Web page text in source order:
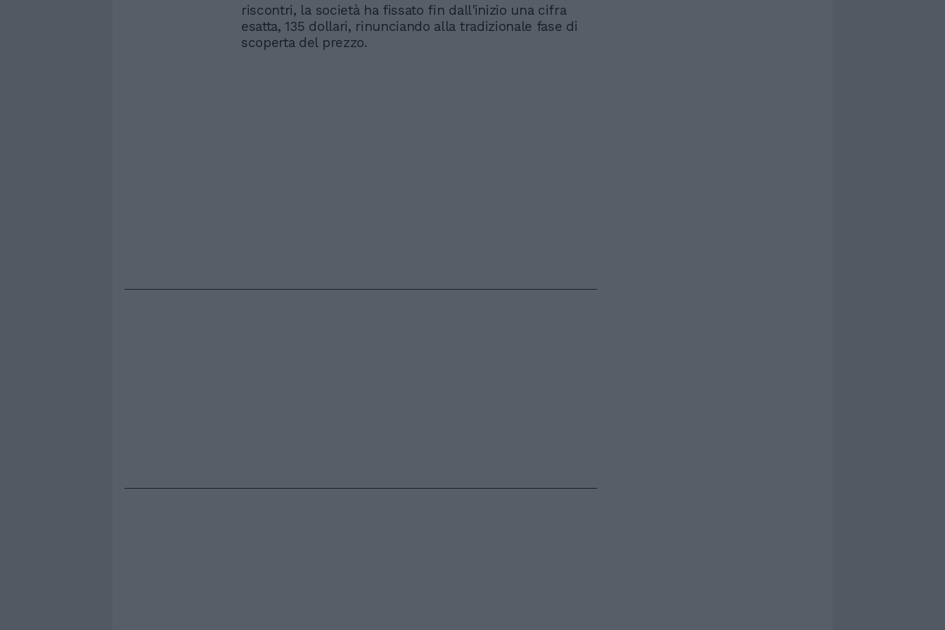
riscontri, la società ha fissato fin dall'inizio una cifra
esatta, 135 dollari, rinunciando alla tradizionale fase di
scoperta del prezzo.